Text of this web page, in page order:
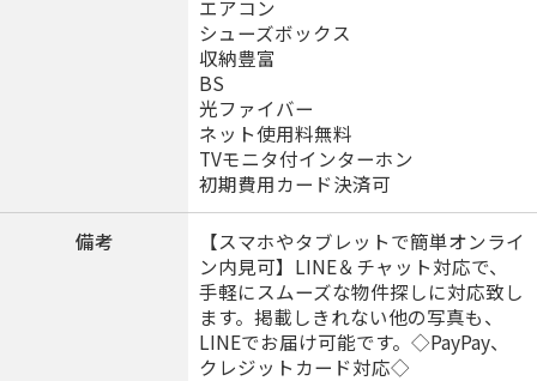
エアコン
シューズボックス
収納豊富
BS
光ファイバー
ネット使用料無料
TVモニタ付インターホン
初期費用カード決済可
備考
【スマホやタブレットで簡単オンライ
ン内見可】LINE＆チャット対応で、
手軽にスムーズな物件探しに対応致し
ます。掲載しきれない他の写真も、
LINEでお届け可能です。◇PayPay、
クレジットカード対応◇